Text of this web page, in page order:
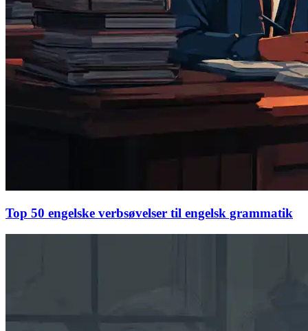
Top 50 engelske verbsøvelser til engelsk grammatik